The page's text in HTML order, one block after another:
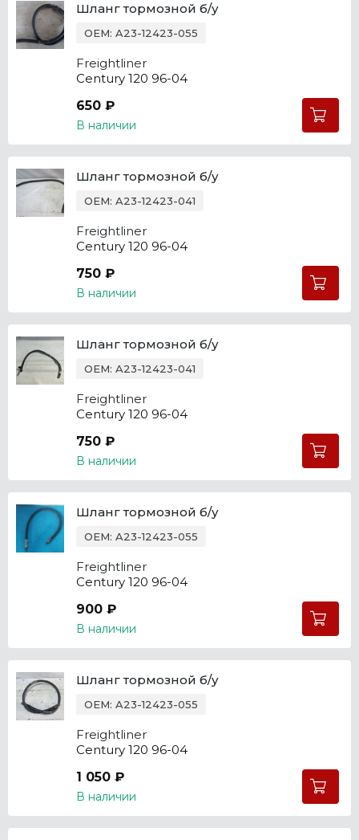
Шланг тормозной б/у
OEM: A23-12423-055
Freightliner
Century 120 96-04
650 ₽
В наличии
Шланг тормозной б/у
OEM: A23-12423-041
Freightliner
Century 120 96-04
750 ₽
В наличии
Шланг тормозной б/у
OEM: A23-12423-041
Freightliner
Century 120 96-04
750 ₽
В наличии
Шланг тормозной б/у
OEM: A23-12423-055
Freightliner
Century 120 96-04
900 ₽
В наличии
Шланг тормозной б/у
OEM: A23-12423-055
Freightliner
Century 120 96-04
1 050 ₽
В наличии